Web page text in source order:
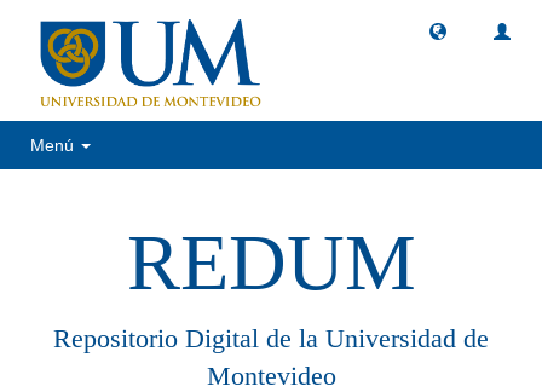
Menú
REDUM
Repositorio Digital de la Universidad de
Montevideo